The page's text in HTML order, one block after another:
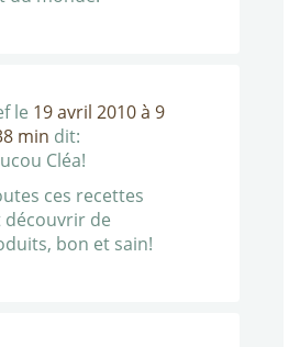
le 19 avril 2010 à 9
min dit:
Cléa!
ces recettes
de
bon et sain!